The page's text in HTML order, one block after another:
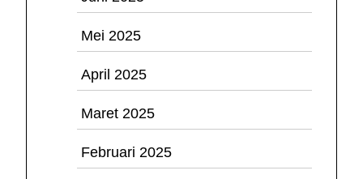
Mei 2025
April 2025
Maret 2025
Februari 2025